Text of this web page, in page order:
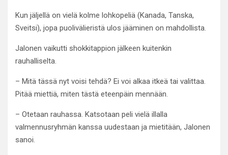
Kun jäljellä on vielä kolme lohkopeliä (Kanada, Tanska,
Sveitsi), jopa puolivälieristä ulos jääminen on mahdollista.
Jalonen vaikutti shokkitappion jälkeen kuitenkin
rauhalliselta.
– Mitä tässä nyt voisi tehdä? Ei voi alkaa itkeä tai valittaa.
Pitää miettiä, miten tästä eteenpäin mennään.
– Otetaan rauhassa. Katsotaan peli vielä illalla
valmennusryhmän kanssa uudestaan ja mietitään, Jalonen
sanoi.